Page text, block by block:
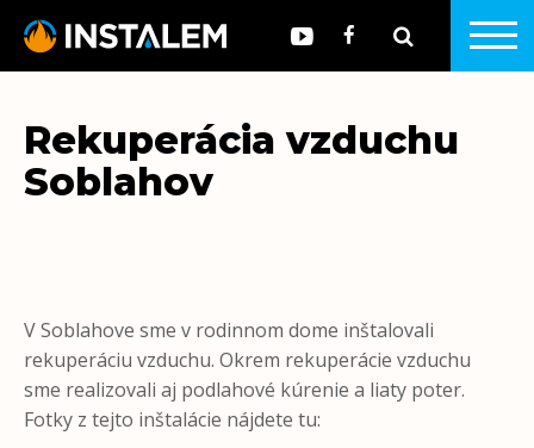
Rekuperácia vzduchu
Soblahov
V Soblahove sme v rodinnom dome inštalovali
rekuperáciu vzduchu. Okrem rekuperácie vzduchu
sme realizovali aj podlahové kúrenie a liaty poter.
Fotky z tejto inštalácie nájdete tu: